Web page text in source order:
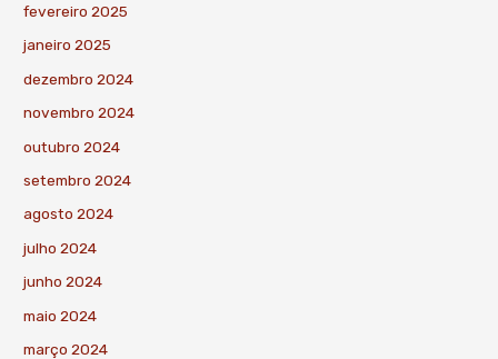
fevereiro 2025
janeiro 2025
dezembro 2024
novembro 2024
outubro 2024
setembro 2024
agosto 2024
julho 2024
junho 2024
maio 2024
março 2024